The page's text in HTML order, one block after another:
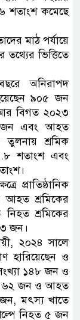
শতাংশ কমেছে
মাঠ পর্যায়ে
ভিত্তিতে
অনিরাপদ
হয়েছেন ৯০৫ জন
বিগত ২০২৩
জন এবং আহত
শ্রমিক
শতাংশ এবং
প্রাতিষ্ঠানিক
আহত শ্রমিকের
শ্রমিকের
জন।
২০২৪ সালে
হারিয়েছেন ও
১৪৮ জন ও
৬২ জন ও আহত
মৎস্য খাতে
নিহত ৫ জন